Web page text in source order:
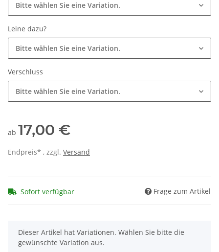
Bitte wählen Sie eine Variation.
Leine dazu?
Bitte wählen Sie eine Variation.
Verschluss
Bitte wählen Sie eine Variation.
ab 17,00 €
Endpreis* , zzgl. Versand
Sofort verfügbar Frage zum Artikel
x
Dieser Artikel hat Variationen. Wählen Sie bitte die
gewünschte Variation aus.